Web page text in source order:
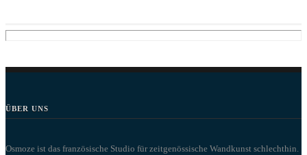
ÜBER UNS
Osmoze ist das französische Studio für zeitgenössische Wandkunst schlechthin.